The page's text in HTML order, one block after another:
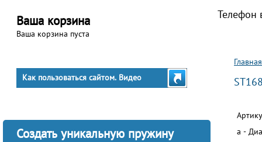
Телефон
Ваша корзина
Ваша корзина пуста
Как пользоваться сайтом. Видео
Создать уникальную пружину
Вы
Главная
a -